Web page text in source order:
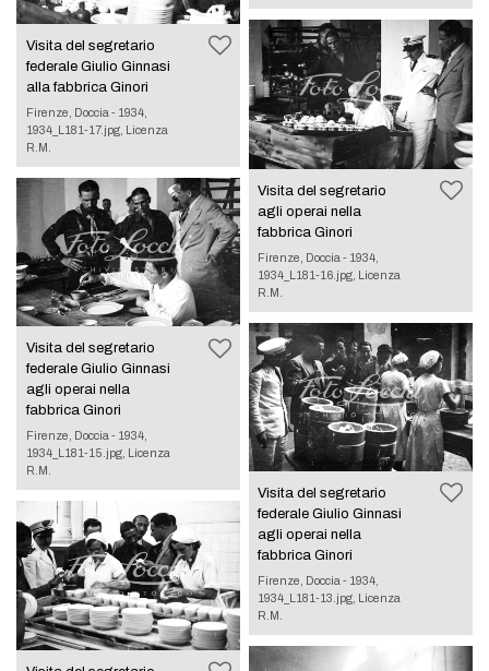
Visita del segretario
federale Giulio Ginnasi
alla fabbrica Ginori
Firenze, Doccia - 1934,
1934_L181-17.jpg, Licenza
R.M.
Visita del segretario
federale Giulio Ginnasi
agli operai nella
fabbrica Ginori
Firenze, Doccia - 1934,
1934_L181-15.jpg, Licenza
R.M.
Visita del segretario
agli operai nella
fabbrica Ginori
Firenze, Doccia - 1934,
1934_L181-16.jpg, Licenza
R.M.
Visita del segretario
federale Giulio Ginnasi
agli operai nella
fabbrica Ginori
Firenze, Doccia - 1934,
1934_L181-13.jpg, Licenza
R.M.